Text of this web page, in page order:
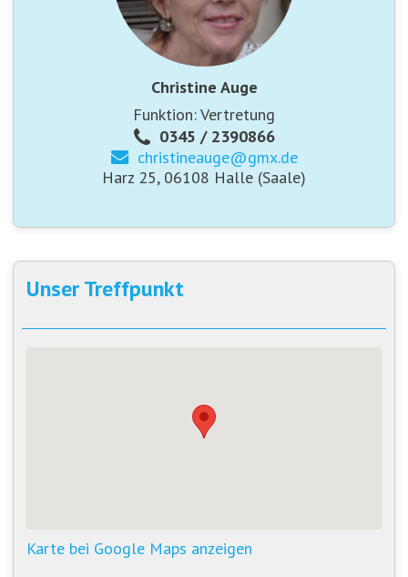
Christine Auge
Funktion: Vertretung
0345 / 2390866
christineauge@gmx.de
Harz 25, 06108 Halle (Saale)
Unser Treffpunkt
Karte bei Google Maps anzeigen